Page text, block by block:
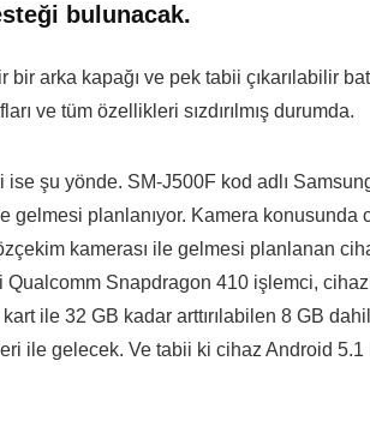
bulunacak.
arka kapağı ve pek tabii çıkarılabilir
ve tüm özellikleri sızdırılmış durumda.
şu yönde. SM-J500F kod adlı
planlanıyor. Kamera konusunda
kamerası ile gelmesi planlanan
Qualcomm Snapdragon 410 işlemci,
ile 32 GB kadar arttırılabilen 8 GB
ile gelecek. Ve tabii ki cihaz Android